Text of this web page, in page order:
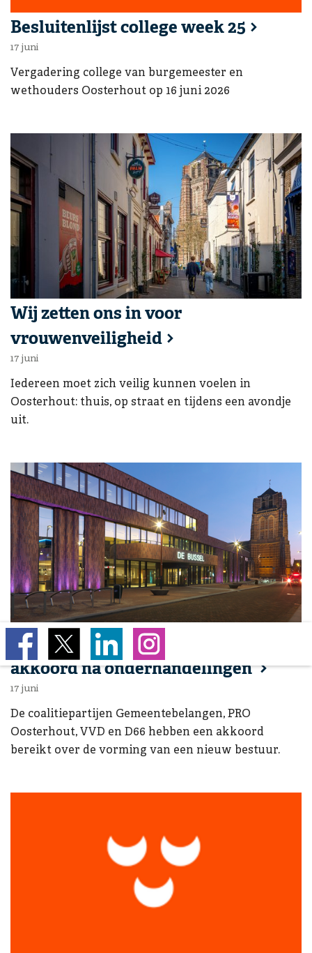
Ga naar:
Besluitenlijst college week 25
17 juni
Vergadering college van burgemeester en
wethouders Oosterhout op 16 juni 2026
Ga naar:
Wij zetten ons in voor
vrouwenveiligheid
17 juni
Iedereen moet zich veilig kunnen voelen in
Oosterhout: thuis, op straat en tijdens een avondje
uit.
Ga naar:
Oosterhoutse coalitie bereikt
akkoord na onderhandelingen
17 juni
De coalitiepartijen Gemeentebelangen, PRO
Oosterhout, VVD en D66 hebben een akkoord
bereikt over de vorming van een nieuw bestuur.